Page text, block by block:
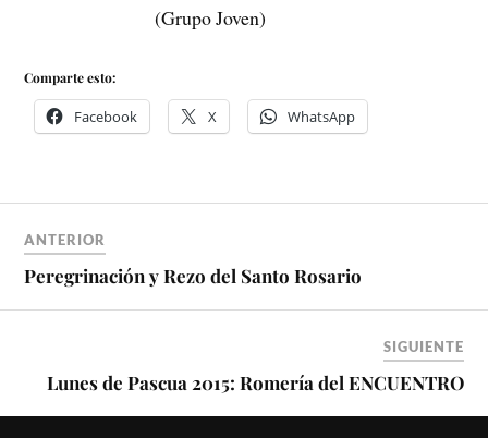
(Grupo Joven)
Comparte esto:
Facebook X WhatsApp
ANTERIOR
Peregrinación y Rezo del Santo Rosario
SIGUIENTE
Lunes de Pascua 2015: Romería del ENCUENTRO